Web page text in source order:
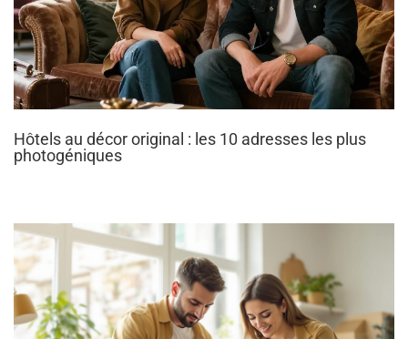
Hôtels au décor original : les 10 adresses les plus
photogéniques